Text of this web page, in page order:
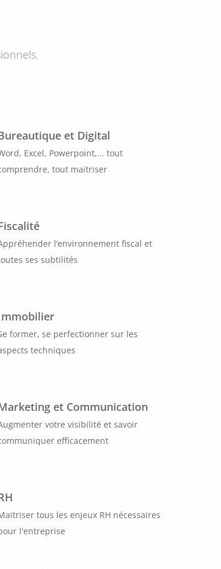
et Digital
Excel, Powerpoint,... tout
tout maitriser
l’environnement fiscal et
ses subtilités
former, se perfectionner sur les
techniques
et Communication
votre visibilité et savoir
efficacement
tous les enjeux RH nécessaires
l'entreprise